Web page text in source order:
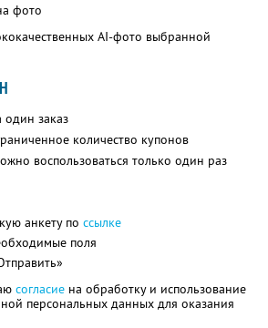
фото
AI-фото выбранной
один заказ
количество купонов
воспользоваться только один раз
анкету по ссылке
поля
согласие на обработку и использование
персональных данных для оказания